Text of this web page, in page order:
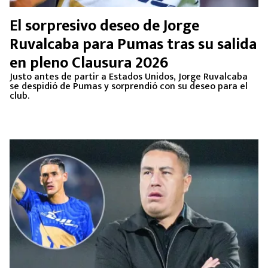
El sorpresivo deseo de Jorge
Ruvalcaba para Pumas tras su salida
en pleno Clausura 2026
Justo antes de partir a Estados Unidos, Jorge Ruvalcaba
se despidió de Pumas y sorprendió con su deseo para el
club.